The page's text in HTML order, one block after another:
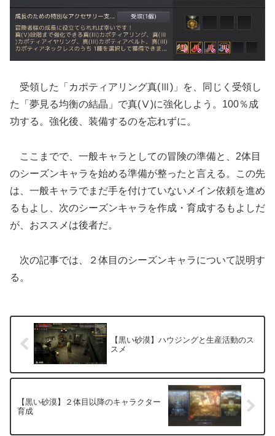
受領した「カポティアリング真(Ⅲ)」を、同じく受領し
た「夢見る均衡の結晶」で真(Ⅴ)に強化しよう。100％成
功する。強化後、装備するのを忘れずに。
ここまでで、一般キャラとしての冒険の準備と、2体目
のシーズンキャラを始める準備が整ったと言える。この先
は、一般キャラでまだ手を付けていないメイン依頼を進め
るもよし、次のシーズンキャラを作成・育成するもよしだ
が、おススメは後者だ。
次の記事では、２体目のシーズンキャラについて説明す
る。
【黒い砂漠】ハウジングと生産活動のス
スメ
【黒い砂漠】２体目以降のキャラクター
育成